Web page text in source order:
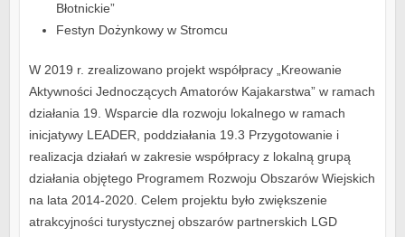
Błotnickie”
Festyn Dożynkowy w Stromcu
W 2019 r. zrealizowano projekt współpracy „Kreowanie
Aktywności Jednoczących Amatorów Kajakarstwa” w ramach
działania 19. Wsparcie dla rozwoju lokalnego w ramach
inicjatywy LEADER, poddziałania 19.3 Przygotowanie i
realizacja działań w zakresie współpracy z lokalną grupą
działania objętego Programem Rozwoju Obszarów Wiejskich
na lata 2014-2020. Celem projektu było zwiększenie
atrakcyjności turystycznej obszarów partnerskich LGD